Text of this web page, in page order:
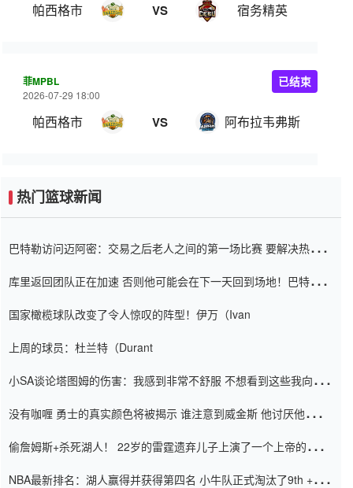
帕西格市 VS 宿务精英
菲MPBL
2026-07-29 18:00
帕西格市 VS 阿布拉韦弗斯
已结束
热门篮球新闻
巴特勒访问迈阿密：交易之后老人之间的第一场比赛 要解决热情的
库里返回团队正在加速 否则他可能会在下一天回到场地！巴特勒迈
国家橄榄球队改变了令人惊叹的阵型！伊万（Ivan
上周的球员：杜兰特（Durant
小SA谈论塔图姆的伤害：我感到非常不舒服 不想看到这些我向他
没有咖喱 勇士的真实颜色将被揭示 谁注意到威金斯 他讨厌他的老
偷詹姆斯+杀死湖人！ 22岁的雷霆遗弃儿子上演了一个上帝的剧
NBA最新排名：湖人赢得并获得第四名 小牛队正式淘汰了9th + 76